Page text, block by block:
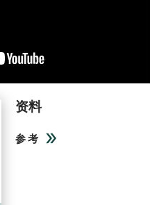
资料
参考